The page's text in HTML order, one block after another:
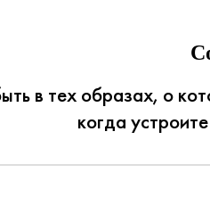
в тех образах, о
когда